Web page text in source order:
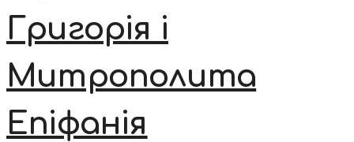
Григорія і
Митрополита
Епіфанія